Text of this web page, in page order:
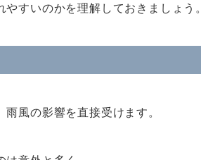
すいのかを理解しておきましょう。
風の影響を直接受けます。